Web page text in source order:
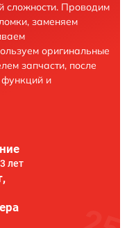
сложности. Проводим
заменяем
оригинальные
запчасти, после
и
лет